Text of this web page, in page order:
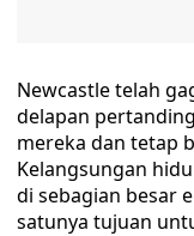
Newcastle telah
delapan
mereka dan tetap
Kelangsungan
di sebagian besar
satunya tujuan